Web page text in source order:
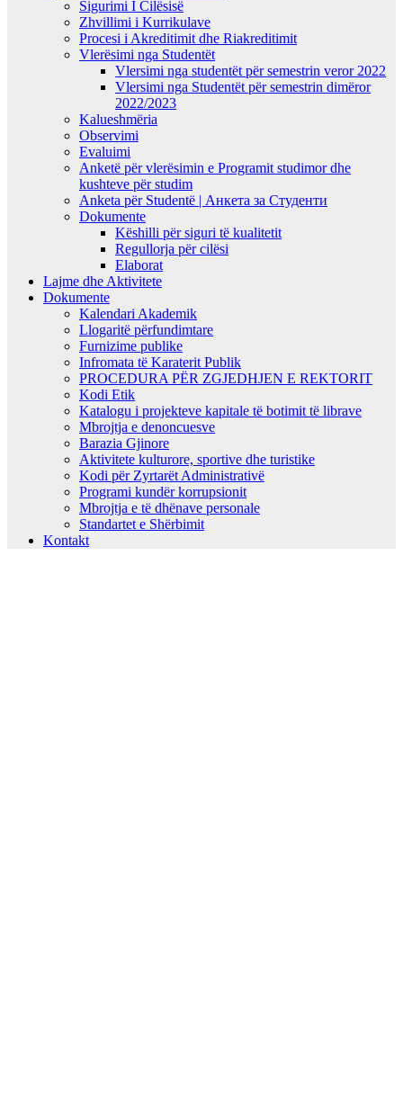
Sigurimi I Cilësisë
Zhvillimi i Kurrikulave
Procesi i Akreditimit dhe Riakreditimit
Vlerësimi nga Studentët
Vlersimi nga studentët për semestrin veror 2022
Vlersimi nga Studentët për semestrin dimëror
2022/2023
Kalueshmëria
Observimi
Evaluimi
Anketë për vlerësimin e Programit studimor dhe
kushteve për studim
Anketa për Studentë | Анкета за Студенти
Dokumente
Këshilli për siguri të kualitetit
Regullorja për cilësi
Elaborat
Lajme dhe Aktivitete
Dokumente
Kalendari Akademik
Llogaritë përfundimtare
Furnizime publike
Infromata të Karaterit Publik
PROCEDURA PËR ZGJEDHJEN E REKTORIT
Kodi Etik
Katalogu i projekteve kapitale të botimit të librave
Mbrojtja e denoncuesve
Barazia Gjinore
Aktivitete kulturore, sportive dhe turistike
Kodi për Zyrtarët Administrativë
Programi kundër korrupsionit
Mbrojtja e të dhënave personale
Standartet e Shërbimit
Kontakt